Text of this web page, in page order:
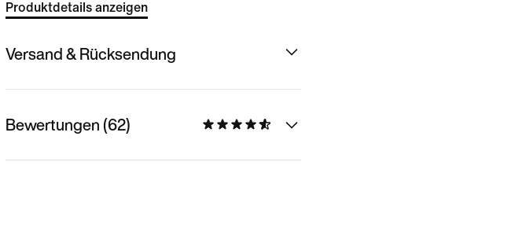
Produktdetails anzeigen
Versand & Rücksendung
Bewertungen (62)